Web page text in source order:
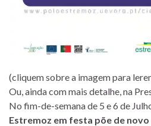
(cliquem sobre a imagem para
Ou, ainda com mais detalhe, na
No fim-de-semana de 5 e 6 de
Estremoz em festa põe de novo